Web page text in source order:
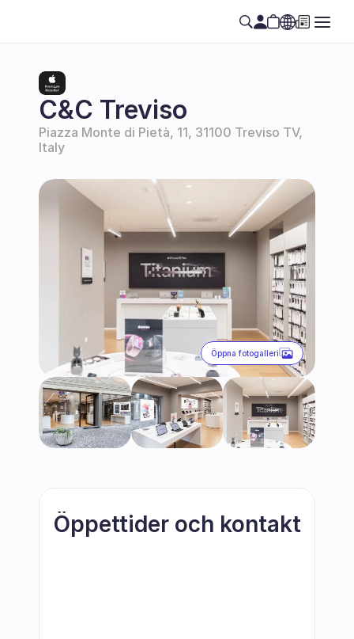
SE
C&C Treviso
Piazza Monte di Pietà, 11, 31100 Treviso TV,
Italy
Öppna fotogalleri
Öppettider och kontakt